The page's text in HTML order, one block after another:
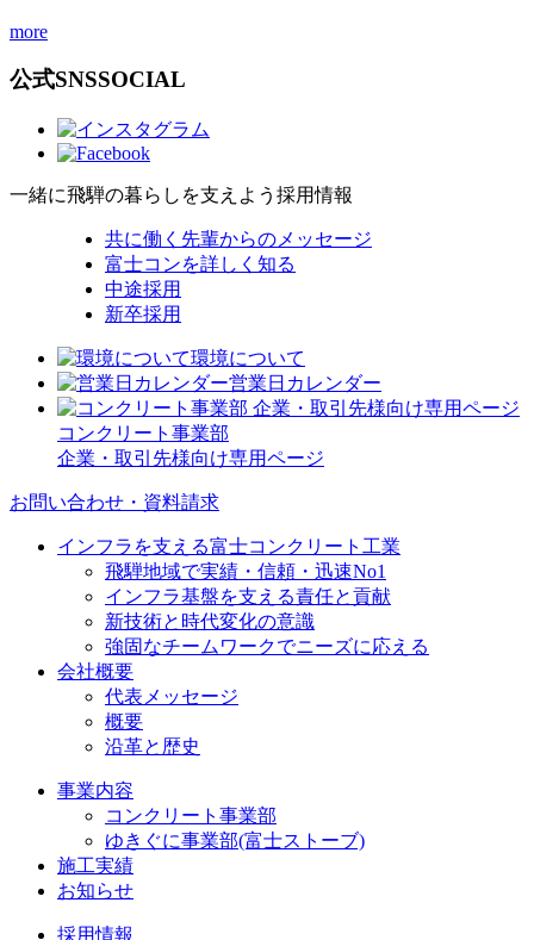
more
公式SNSSOCIAL
一緒に飛騨の暮らしを支えよう 採用情報
共に働く先輩からのメッセージ
富士コンを詳しく知る
中途採用
新卒採用
環境について
営業日カレンダー
コンクリート事業部
企業・取引先様向け専用ページ
お問い合わせ・資料請求
インフラを支える富士コンクリート工業
飛騨地域で実績・信頼・迅速No1
インフラ基盤を支える責任と貢献
新技術と時代変化の意識
強固なチームワークでニーズに応える
会社概要
代表メッセージ
概要
沿革と歴史
事業内容
コンクリート事業部
ゆきぐに事業部(富士ストーブ)
施工実績
お知らせ
採用情報